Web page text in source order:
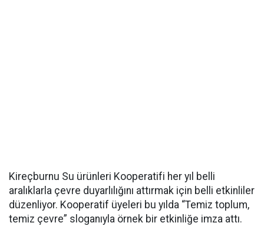
Kireçburnu Su ürünleri Kooperatifi her yıl belli
aralıklarla çevre duyarlılığını attırmak için belli etkinliler
düzenliyor. Kooperatif üyeleri bu yılda “Temiz toplum,
temiz çevre” sloganıyla örnek bir etkinliğe imza attı.